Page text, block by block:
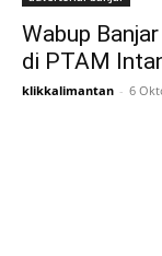
Wabup
di PTAM
klikkalimantan - 6